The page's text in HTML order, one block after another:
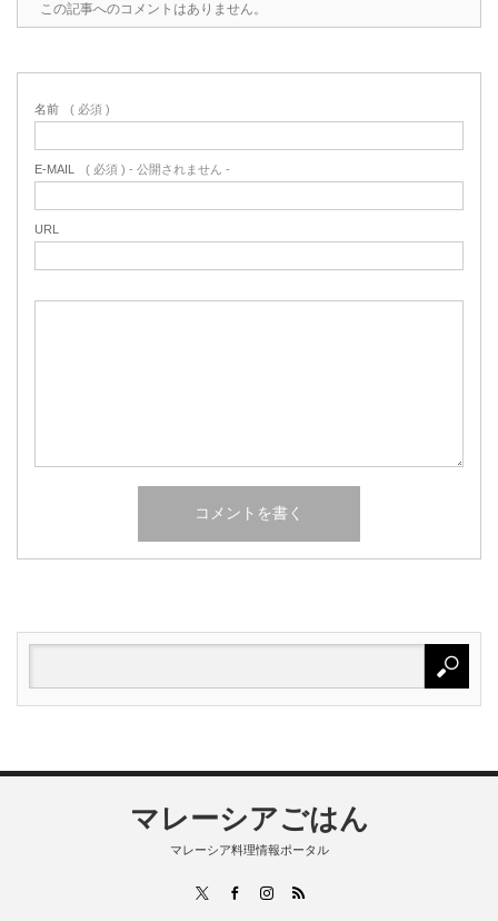
この記事へのコメントはありません。
名前 ( 必須 )
E-MAIL ( 必須 ) - 公開されません -
URL
マレーシアごはん
マレーシア料理情報ポータル
FacebookInstagram
RSS